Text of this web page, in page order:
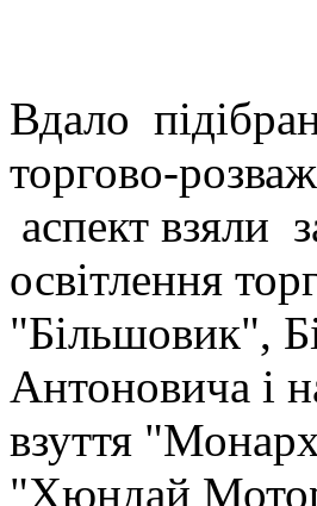
Вдало
торгово-
аспект взяли
освітлення
"Більшовик",
Антоновича і
взуття
"Хюндай